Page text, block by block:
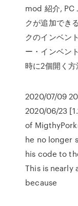
mod 紹介, PC
クが追加でき
クのインベン
ー・インベン
時に2個開く
2020/07/09
2020/06/23
of
he no longer
his code to
This is nearly
because